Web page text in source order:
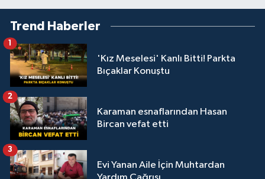
Trend Haberler
'Kız Meselesi' Kanlı Bitti! Parkta
Bıçaklar Konuştu
1
Karaman esnaflarından Hasan
Bircan vefat etti
2
Evi Yanan Aile İçin Muhtardan
3